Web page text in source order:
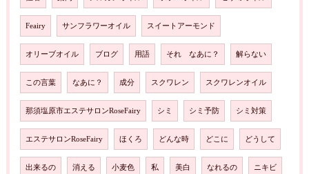
Feairy サンフラワーオイル スイートアーモンド
オリーブオイル ブログ 用語 それ なあに？ 解らない
この言葉 なあに？ 成分 スクワレン スクワレンオイル
那須塩原市エステサロンRoseFairy シミ シミ予防 シミ対策
エステサロンRoseFairy ほくろ どんな時 どこに どうして
出来るの 消える 小麦色 私 美白 なれるの ニキビ